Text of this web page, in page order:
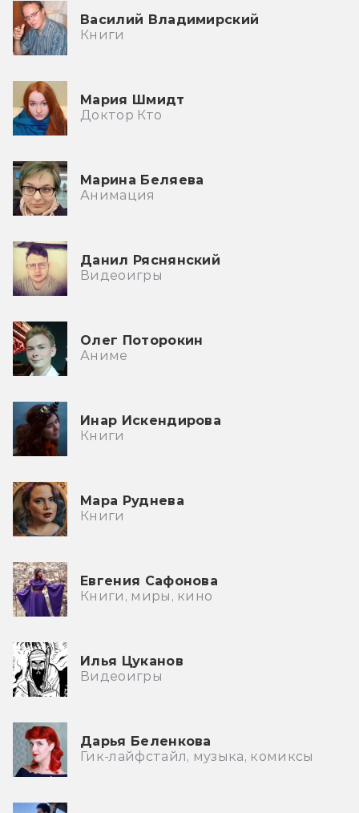
Василий Владимирский
Книги
Мария Шмидт
Доктор Кто
Марина Беляева
Анимация
Данил Ряснянский
Видеоигры
Олег Поторокин
Аниме
Инар Искендирова
Книги
Мара Руднева
Книги
Евгения Сафонова
Книги, миры, кино
Илья Цуканов
Видеоигры
Дарья Беленкова
Гик-лайфстайл, музыка, комиксы